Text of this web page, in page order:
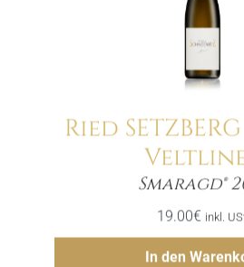
Ried
Smaragd®
19.00€ inkl.
In den